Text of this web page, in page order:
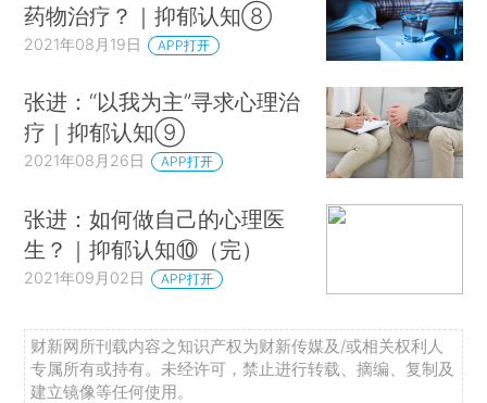
药物治疗？｜抑郁认知⑧
2021年08月19日 APP打开
张进：“以我为主”寻求心理治
疗｜抑郁认知⑨
2021年08月26日 APP打开
张进：如何做自己的心理医
生？｜抑郁认知⑩（完）
2021年09月02日 APP打开
财新网所刊载内容之知识产权为财新传媒及/或相关权利人
专属所有或持有。未经许可，禁止进行转载、摘编、复制及
建立镜像等任何使用。